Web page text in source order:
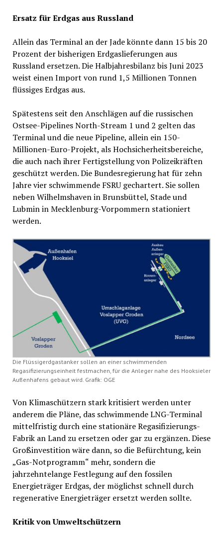
Ersatz für Erdgas aus Russland
Allein das Terminal an der Jade könnte dann 15 bis 20
Prozent der bisherigen Erdgaslieferungen aus
Russland ersetzen. Die Halbjahresbilanz bis Juni 2023
weist einen Import von rund 1,5 Millionen Tonnen
flüssiges Erdgas aus.
Spätestens seit den Anschlägen auf die russischen
Ostsee-Pipelines North-Stream 1 und 2 gelten das
Terminal und die neue Pipeline, allein ein 150-
Millionen-Euro-Projekt, als Hochsicherheitsbereiche,
die auch nach ihrer Fertigstellung von Polizeikräften
geschützt werden. Die Bundesregierung hat für zehn
Jahre vier schwimmende FSRU gechartert. Sie sollen
neben Wilhelmshaven in Brunsbüttel, Stade und
Lubmin in Mecklenburg-Vorpommern stationiert
werden.
Die Flüssigerdgastanker sollen an einer schwimmenden
Regasifizierungseinheit festmachen, für die Anleger nahe des Hooksieler
Außenhafens gebaut wird. Grafik: OGE
Von Klimaschützern stark kritisiert werden unter
anderem die Pläne, das schwimmende LNG-Terminal
mittelfristig durch eine stationäre Regasifizierungs-
Fabrik an Land zu ersetzen oder gar zu ergänzen. Diese
Großinvestition wäre dann, so die Befürchtung, kein
„Gas-Notprogramm“ mehr, sondern die
jahrzehntelange Festlegung auf den fossilen
Energieträger Erdgas, der möglichst schnell durch
regenerative Energieträger ersetzt werden sollte.
Kritik von Umweltschützern